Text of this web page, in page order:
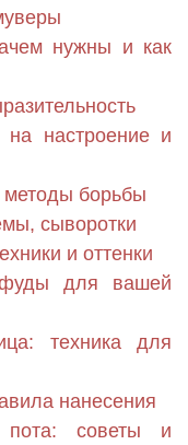
нужны и как
настроение и
методы борьбы
сыворотки
и оттенки
для вашей
техника для
нанесения
пота: советы и